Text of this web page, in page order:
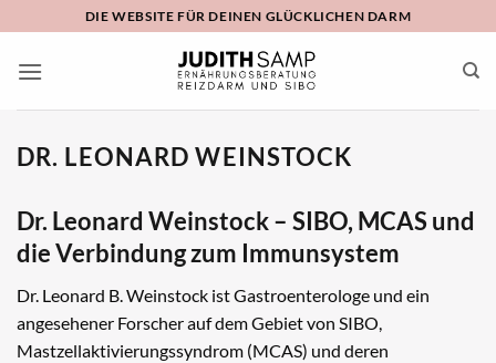
springen
DIE WEBSITE FÜR DEINEN GLÜCKLICHEN DARM
DR. LEONARD WEINSTOCK
Dr. Leonard Weinstock – SIBO, MCAS und
die Verbindung zum Immunsystem
Dr. Leonard B. Weinstock ist Gastroenterologe und ein
angesehener Forscher auf dem Gebiet von SIBO,
Mastzellaktivierungssyndrom (MCAS) und deren